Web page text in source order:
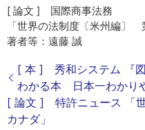
[ 論文 ] 国際商事法務
「世界の法制度〔米州編〕
著者等：遠藤 誠
[ 本 ] 秀和システム 『
わかる本 日本一わかり
[ 論文 ] 特許ニュース 「
カナダ」